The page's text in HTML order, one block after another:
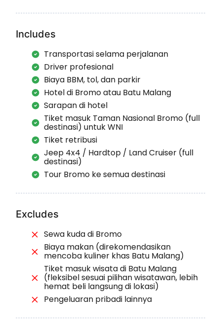
Includes
Transportasi selama perjalanan
Driver profesional
Biaya BBM, tol, dan parkir
Hotel di Bromo atau Batu Malang
Sarapan di hotel
Tiket masuk Taman Nasional Bromo (full
destinasi) untuk WNI
Tiket retribusi
Jeep 4x4 / Hardtop / Land Cruiser (full
destinasi)
Tour Bromo ke semua destinasi
Excludes
Sewa kuda di Bromo
Biaya makan (direkomendasikan
mencoba kuliner khas Batu Malang)
Tiket masuk wisata di Batu Malang
(fleksibel sesuai pilihan wisatawan, lebih
hemat beli langsung di lokasi)
Pengeluaran pribadi lainnya